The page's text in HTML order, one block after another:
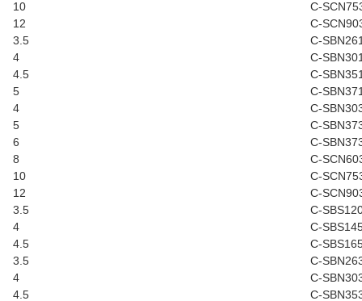
10
C-
12
C-
3.5
C-
4
C-
4.5
C-
5
C-
4
C-
5
C-
6
C-
8
C-
10
C-
12
C-
3.5
C-
4
C-
4.5
C-
3.5
C-
4
C-
4.5
C-